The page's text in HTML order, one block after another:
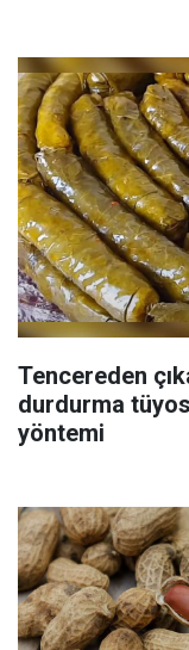
Tencereden
durdurma
yöntemi